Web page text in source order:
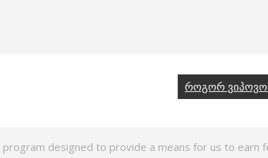
როგორ
designed to provide a means for us to earn